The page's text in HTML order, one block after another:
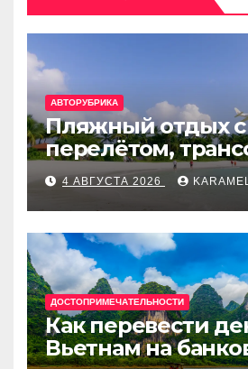
АВТОРУБРИКА
Пляжный отдых с
перелётом,
отелем на
Турции, Греции,
и Европе
4 АВГУСТА 2026
ДОСТОПРИМЕЧАТЕЛЬНОСТИ
Как перевести
Вьетнам на